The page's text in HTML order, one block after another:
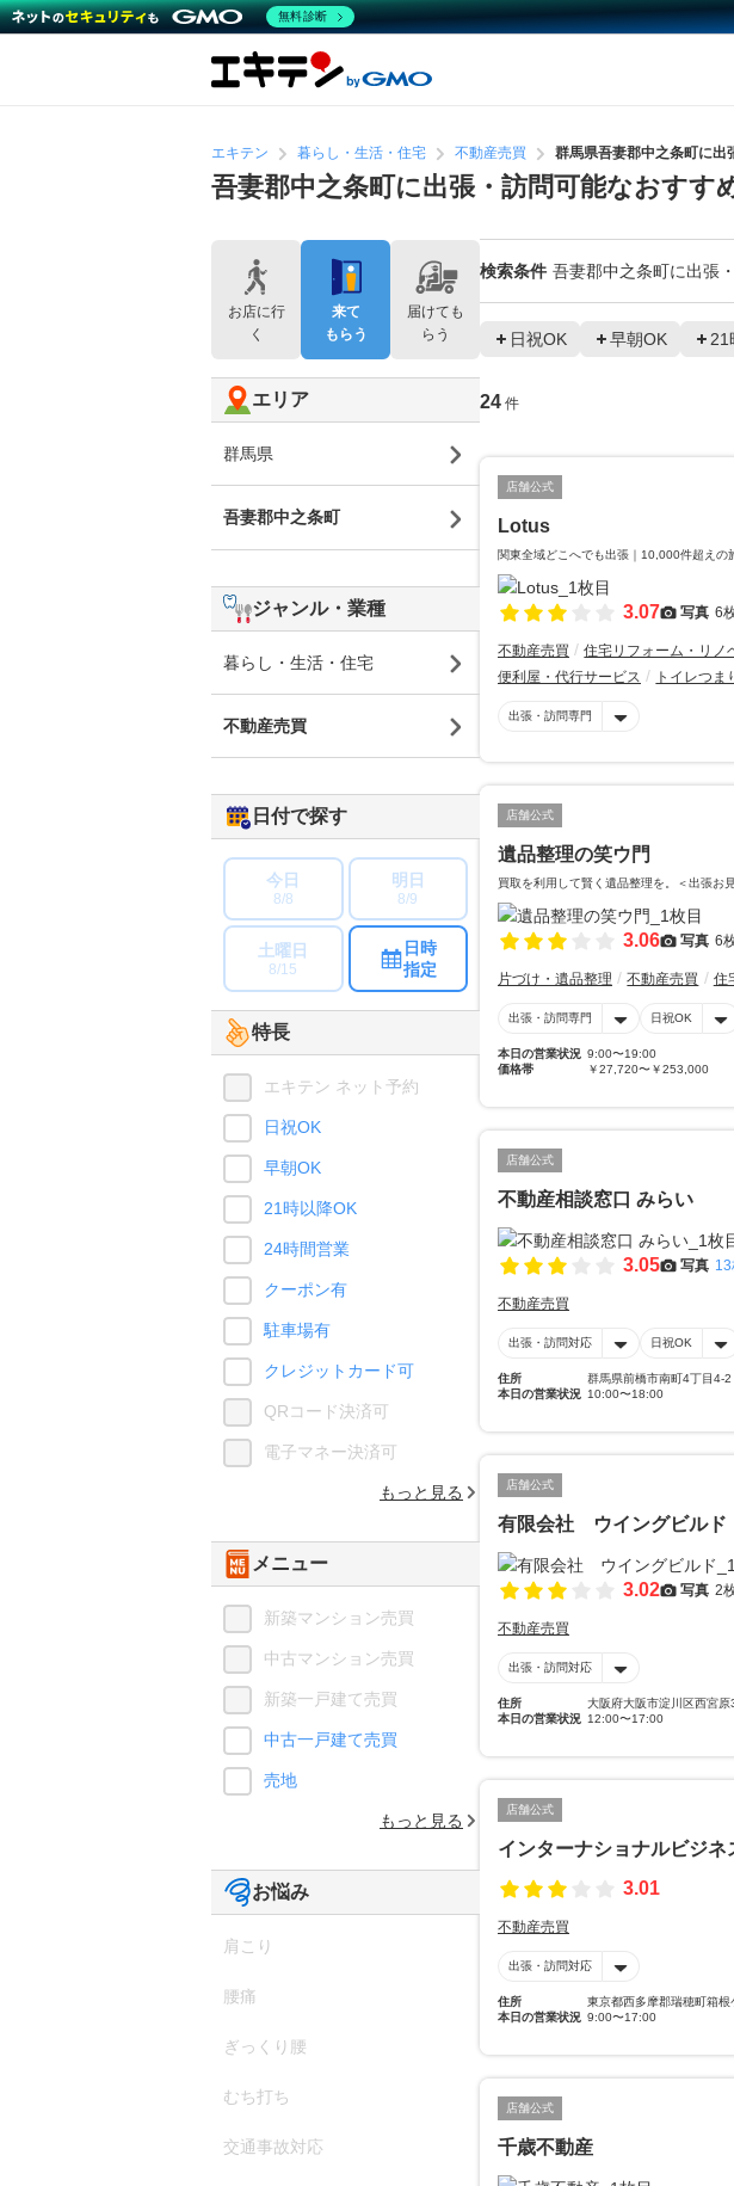
エキテン 暮らし・生活・住宅 不動産売買 群馬県吾妻郡中之条町に出
吾妻郡中之条町に出張・訪問可能なおすす
検索条件 吾妻郡中之条町に出張
日祝OK 早朝OK 21
24 件
店舗公式
Lotus
関東全域どこへでも出張｜10,000件超えの
3.07 写真 6
不動産売買 住宅リフォーム・リノ
便利屋・代行サービス
トイレつま
出張・訪問専門
店舗公式
遺品整理の笑ウ門
買取を利用して賢く遺品整理を。＜出張お
3.06 写真 6
片づけ・遺品整理 不動産売買 住
出張・訪問専門 日祝OK
本日の営業状況 9:00〜19:00
価格帯
￥27,720〜￥253,000
店舗公式
不動産相談窓口 みらい
3.05 写真
不動産売買
出張・訪問対応 日祝OK
住所
群馬県前橋市南町4丁目4-2
本日の営業状況 10:00〜18:00
店舗公式
有限会社 ウイングビルド
3.02 写真 2
不動産売買
出張・訪問対応
住所
大阪府大阪市淀川区西宮原
本日の営業状況 12:00〜17:00
店舗公式
インターナショナルビジネ
3.01
不動産売買
出張・訪問対応
住所
東京都西多摩郡瑞穂町箱根
本日の営業状況 9:00〜17:00
店舗公式
千歳不動産
お店に行
く
来て
もらう
届けても
らう
エリア
群馬県
吾妻郡中之条町
ジャンル・業種
暮らし・生活・住宅
不動産売買
日付で探す
今日
8/8
明日
8/9
土曜日
8/15
日時
指定
特長
エキテン ネット予約
日祝OK
早朝OK
21時以降OK
24時間営業
クーポン有
駐車場有
クレジットカード可
QRコード決済可
電子マネー決済可
もっと見る
メニュー
新築マンション売買
中古マンション売買
新築一戸建て売買
中古一戸建て売買
売地
もっと見る
お悩み
肩こり
腰痛
ぎっくり腰
むち打ち
交通事故対応
無料診断